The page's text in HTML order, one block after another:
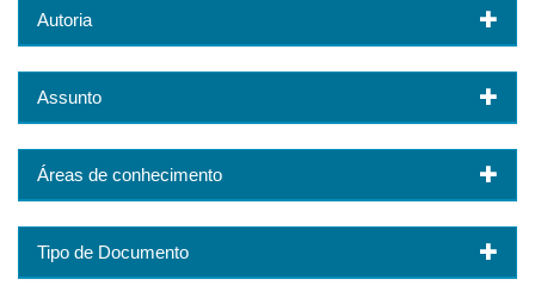
Autoria
Assunto
Áreas de conhecimento
Tipo de Documento